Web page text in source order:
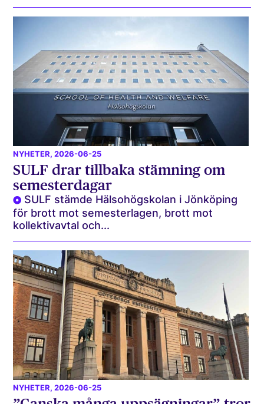
NYHETER, 2026-06-25
SULF drar tillbaka stämning om
semesterdagar
SULF stämde Hälsohögskolan i Jönköping
för brott mot semesterlagen, brott mot
kollektivavtal och...
NYHETER, 2026-06-25